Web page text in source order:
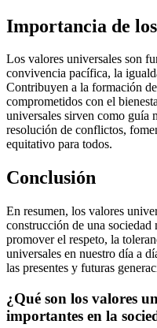
Importancia de
Los valores universales son
convivencia pacífica, la
Contribuyen a la formación
comprometidos con el
universales sirven como guía
resolución de conflictos,
equitativo para todos.
Conclusión
En resumen, los valores
construcción de una
promover el respeto, la
universales en nuestro día a
las presentes y futuras
¿Qué son los valores
importantes en la